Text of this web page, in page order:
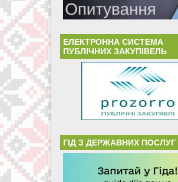
ЕЛЕКТРОННА СИСТЕМА
ПУБЛІЧНИХ ЗАКУПІВЕЛЬ
ГІД З ДЕРЖАВНИХ ПОСЛУГ